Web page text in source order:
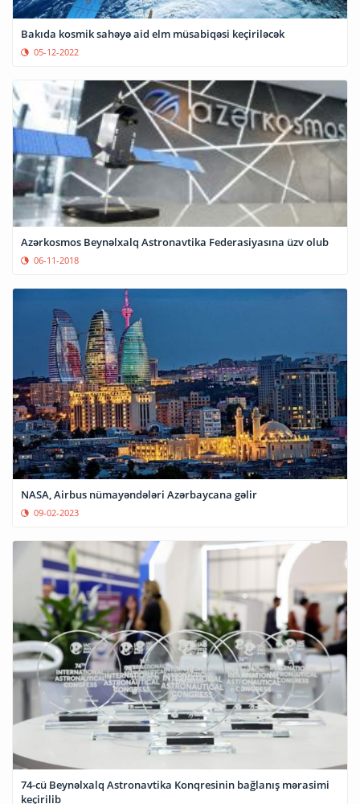
Bakıda kosmik sahəyə aid elm müsabiqəsi keçiriləcək
05-12-2022
Azərkosmos Beynəlxalq Astronavtika Federasiyasına üzv olub
06-11-2018
NASA, Airbus nümayəndələri Azərbaycana gəlir
09-02-2023
74-cü Beynəlxalq Astronavtika Konqresinin bağlanış mərasimi
keçirilib